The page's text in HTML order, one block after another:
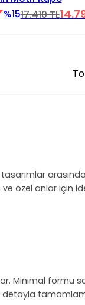
%1517.410 TL
arasında
ve özel anlar için
Minimal formu
detayla